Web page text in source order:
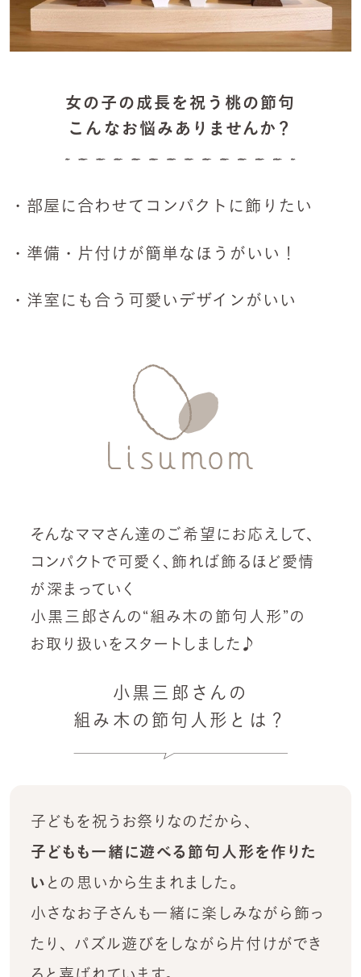
女の子の成長を祝う桃の節句
こんなお悩みありませんか？
・部屋に合わせてコンパクトに飾りたい
・準備・片付けが簡単なほうがいい！
・洋室にも合う可愛いデザインがいい
そんなママさん達のご希望にお応えして、
コンパクトで可愛く、飾れば飾るほど愛情
が深まっていく
小黒三郎さんの“組み木の節句人形”の
お取り扱いをスタートしました♪
小黒三郎さんの
組み木の節句人形とは？
子どもを祝うお祭りなのだから、
子どもも一緒に遊べる節句人形を作りた
い との思いから生まれました。
小さなお子さんも一緒に楽しみながら飾っ
たり、 パズル遊びをしながら片付けができ
ると喜ばれています。